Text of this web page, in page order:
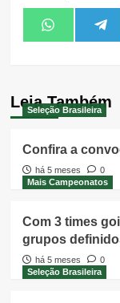
Share
on
WhatsApp
on
Leia Também
Seleção Brasileira
Confira a
há 5 meses
0
Mais Campeonatos
Com 3 times
grupos
há 5 meses
0
Seleção Brasileira